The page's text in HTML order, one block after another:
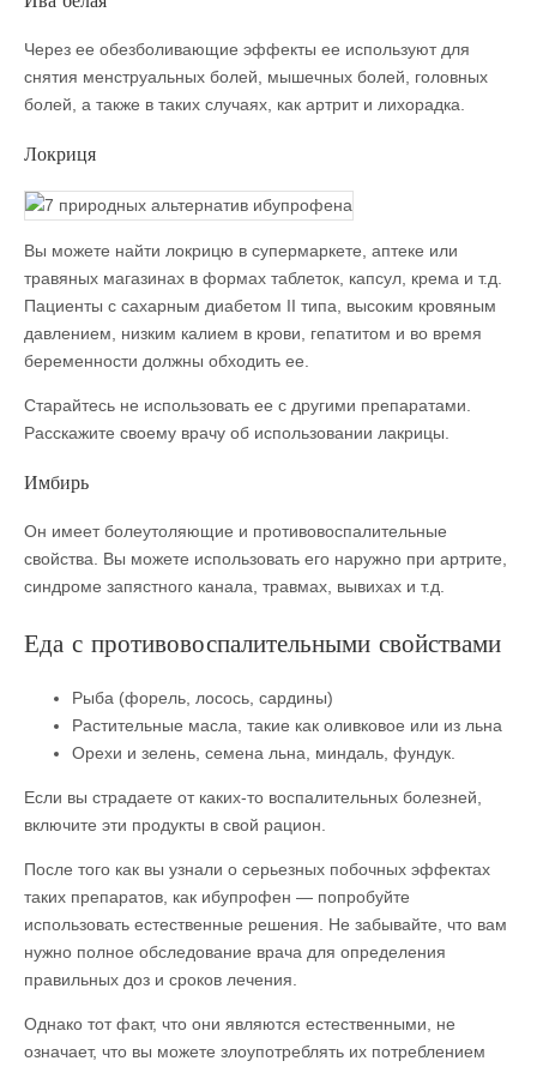
Через ее обезболивающие эффекты ее используют для
снятия менструальных болей, мышечных болей, головных
болей, а также в таких случаях, как артрит и лихорадка.
Локриця
Вы можете найти локрицю в супермаркете, аптеке или
травяных магазинах в формах таблеток, капсул, крема и т.д.
Пациенты с сахарным диабетом II типа, высоким кровяным
давлением, низким калием в крови, гепатитом и во время
беременности должны обходить ее.
Старайтесь не использовать ее с другими препаратами.
Расскажите своему врачу об использовании лакрицы.
Имбирь
Он имеет болеутоляющие и противовоспалительные
свойства. Вы можете использовать его наружно при артрите,
синдроме запястного канала, травмах, вывихах и т.д.
Еда с противовоспалительными свойствами
Рыба (форель, лосось, сардины)
Растительные масла, такие как оливковое или из льна
Орехи и зелень, семена льна, миндаль, фундук.
Если вы страдаете от каких-то воспалительных болезней,
включите эти продукты в свой рацион.
После того как вы узнали о серьезных побочных эффектах
таких препаратов, как ибупрофен — попробуйте
использовать естественные решения. Не забывайте, что вам
нужно полное обследование врача для определения
правильных доз и сроков лечения.
Однако тот факт, что они являются естественными, не
означает, что вы можете злоупотреблять их потреблением